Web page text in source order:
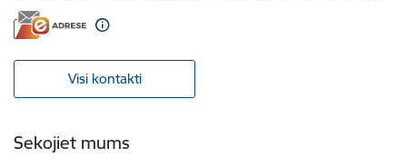
Visi kontakti
Sekojiet mums